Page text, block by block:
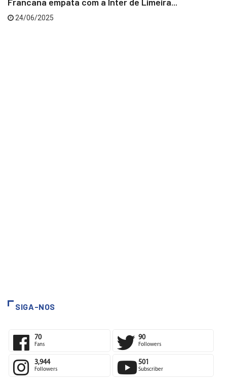
Francana empata com a Inter de Limeira...
24/06/2025
SIGA-NOS
70 90
3,944 501